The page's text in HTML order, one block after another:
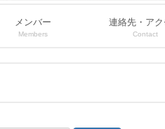
メンバー
Members
連絡先・アク
Contact